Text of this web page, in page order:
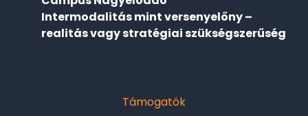
Intermodalitás mint versenyelőny –
realitás vagy stratégiai szükségszerűség
Támogatók